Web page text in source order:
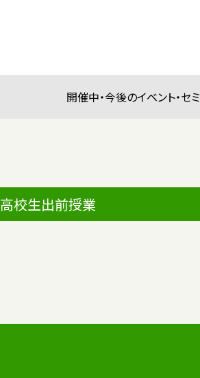
開催中・今後のイベント・セ
高校生出前授業